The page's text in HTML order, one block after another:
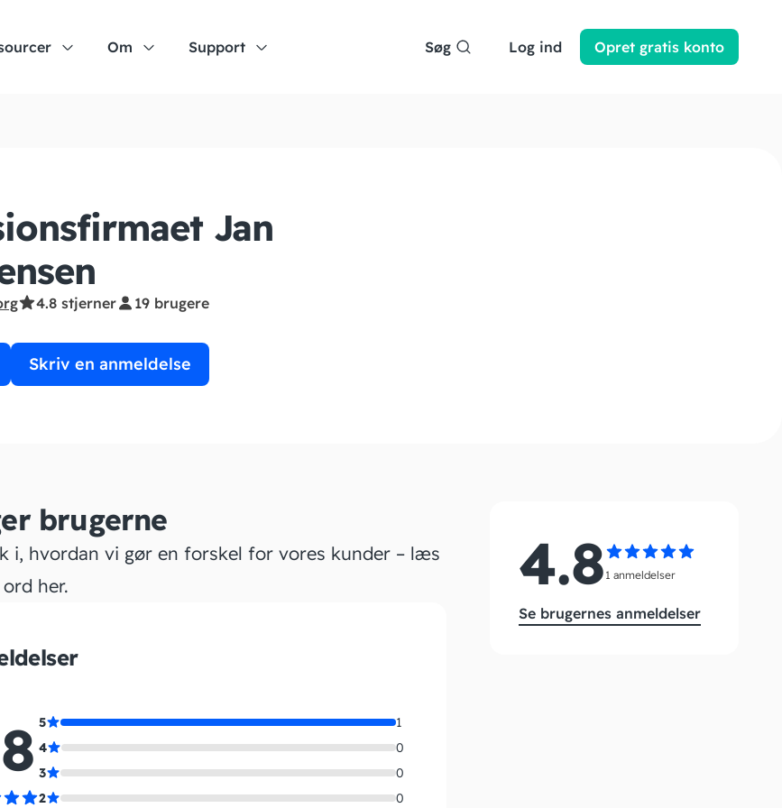
Om Support Søg Log ind Opret gratis konto
Jan
4.8 stjerner 19 brugere
Skriv en anmeldelse
brugerne
i, hvordan vi gør en forskel for vores kunder – læs
her.
5
1
4
0
3
0
2
0
4.8 1 anmeldelser
Se brugernes anmeldelser